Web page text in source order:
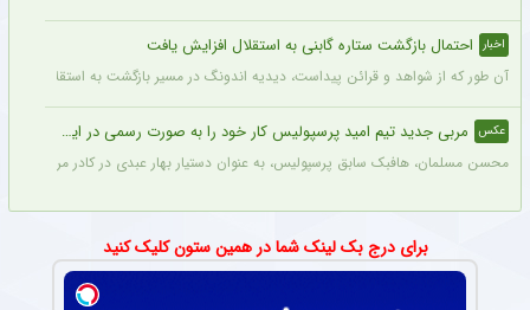
اخبار احتمال بازگشت ستاره گابنی به استقلال افزایش یافت
آن طور که از شواهد و قرائن پیداست، دیدیه اندونگ در مسیر بازگشت به استقلال قرار
عکس مربی جدید تیم امید پرسپولیس کار خود را به صورت رسمی در این باشگاه آغاز کرد + عکس
محسن مسلمان، هافبک سابق پرسپولیس، به عنوان دستیار بهار عبدی در کادر مربیگری
برای درج بک لینک شما در همین ستون کلیک کنید